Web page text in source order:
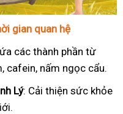
gian quan hệ
các thành phần từ
cafein, nấm ngọc cẩu.
Lý: Cải thiện sức khỏe